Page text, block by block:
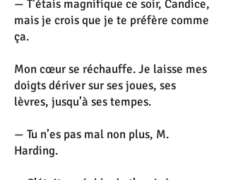
— T’étais magnifique ce soir, Candice,
mais je crois que je te préfère comme
ça.
Mon cœur se réchauffe. Je laisse mes
doigts dériver sur ses joues, ses
lèvres, jusqu’à ses tempes.
— Tu n’es pas mal non plus, M.
Harding.